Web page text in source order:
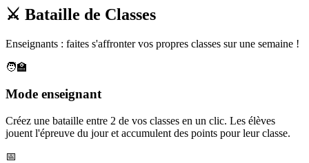
⚔️ Bataille de Classes
Enseignants : faites s'affronter vos propres classes sur une semaine !
🧑‍🏫
Mode enseignant
Créez une bataille entre 2 de vos classes en un clic. Les élèves
jouent l'épreuve du jour et accumulent des points pour leur classe.
📅